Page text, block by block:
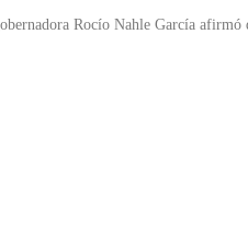
Rocío Nahle García afirmó